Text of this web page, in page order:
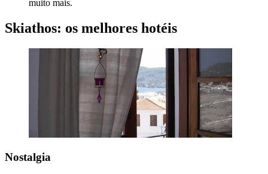
muito mais.
Skiathos: os melhores hotéis
Nostalgia